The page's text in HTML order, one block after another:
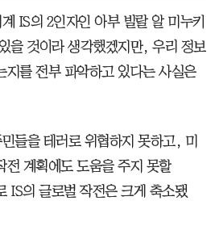
IS의 2인자인 아부 빌랄 알 미누키
을 것이라 생각했겠지만, 우리 정보
지를 전부 파악하고 있다는 사실은
들을 테러로 위협하지 못하고, 미
전 계획에도 도움을 주지 못할
IS의 글로벌 작전은 크게 축소됐